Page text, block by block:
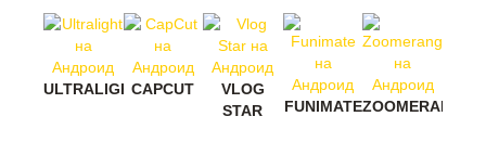
ULTRALIGHTCAPCUT
VLOG
STAR
FUNIMATEZOOMERANG